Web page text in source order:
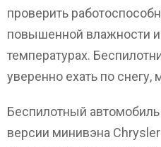
проверить
повышенной влажности и
температурах.
уверенно ехать по
Беспилотный
версии минивэна